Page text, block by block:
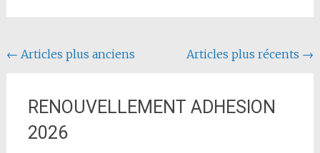
Navigation au sein des articles
← Articles plus anciens Articles plus récents →
RENOUVELLEMENT ADHESION
2026